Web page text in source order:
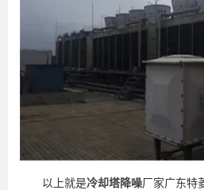
以上就是冷却塔降噪厂家广东特